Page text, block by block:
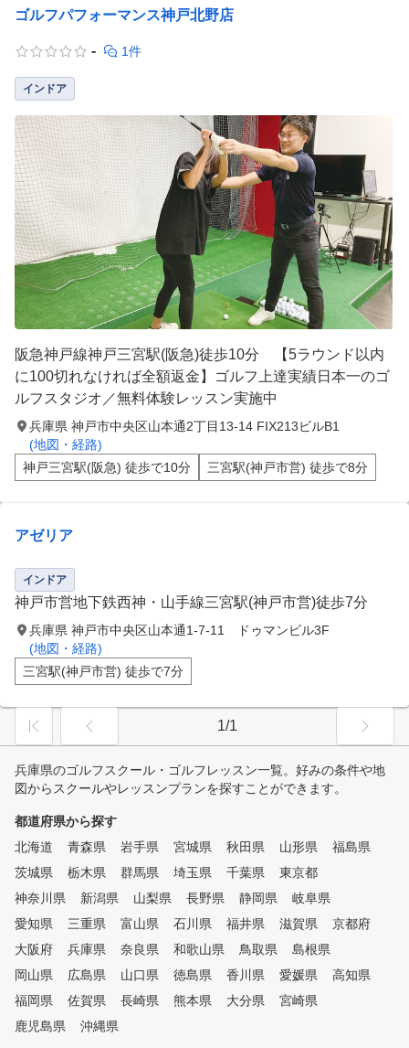
ゴルフパフォーマンス神戸北野店
- 1件
インドア
阪急神戸線神戸三宮駅(阪急)徒歩10分 【5ラウンド以内
に100切れなければ全額返金】ゴルフ上達実績日本一のゴ
ルフスタジオ／無料体験レッスン実施中
兵庫県 神戸市中央区山本通2丁目13-14 FIX213ビルB1
(地図・経路)
神戸三宮駅(阪急) 徒歩で10分
三宮駅(神戸市営) 徒歩で8分
アゼリア
インドア
神戸市営地下鉄西神・山手線三宮駅(神戸市営)徒歩7分
兵庫県 神戸市中央区山本通1-7-11 ドゥマンビル3F
(地図・経路)
三宮駅(神戸市営) 徒歩で7分
1/1
兵庫県のゴルフスクール・ゴルフレッスン一覧。好みの条件や地
図からスクールやレッスンプランを探すことができます。
都道府県から探す
北海道
青森県 岩手県 宮城県 秋田県 山形県
福島県
茨城県
栃木県 群馬県 埼玉県 千葉県
東京都
神奈川県
新潟県 山梨県 長野県 静岡県
岐阜県
愛知県
三重県 富山県 石川県 福井県 滋賀県
京都府
大阪府
兵庫県 奈良県 和歌山県 鳥取県
島根県
岡山県
広島県 山口県 徳島県 香川県 愛媛県
高知県
福岡県
佐賀県 長崎県 熊本県 大分県
宮崎県
鹿児島県
沖縄県